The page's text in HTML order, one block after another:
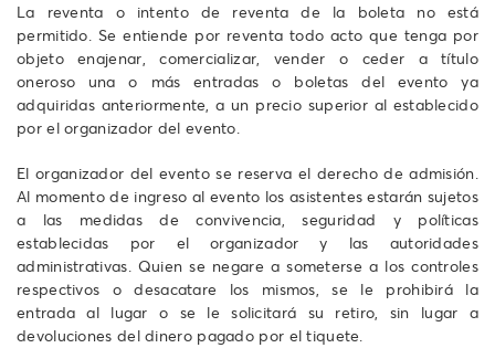
La reventa o intento de reventa de la boleta no está
permitido. Se entiende por reventa todo acto que tenga por
objeto enajenar, comercializar, vender o ceder a título
oneroso una o más entradas o boletas del evento ya
adquiridas anteriormente, a un precio superior al establecido
por el organizador del evento.
El organizador del evento se reserva el derecho de admisión.
Al momento de ingreso al evento los asistentes estarán sujetos
a las medidas de convivencia, seguridad y políticas
establecidas por el organizador y las autoridades
administrativas. Quien se negare a someterse a los controles
respectivos o desacatare los mismos, se le prohibirá la
entrada al lugar o se le solicitará su retiro, sin lugar a
devoluciones del dinero pagado por el tiquete.